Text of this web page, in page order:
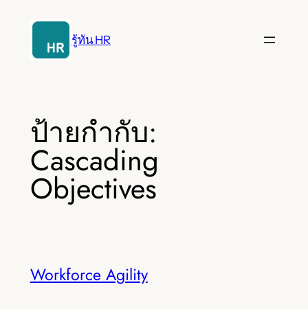
รู้ทัน HR
ป้ายกำกับ:
Cascading
Objectives
Workforce Agility